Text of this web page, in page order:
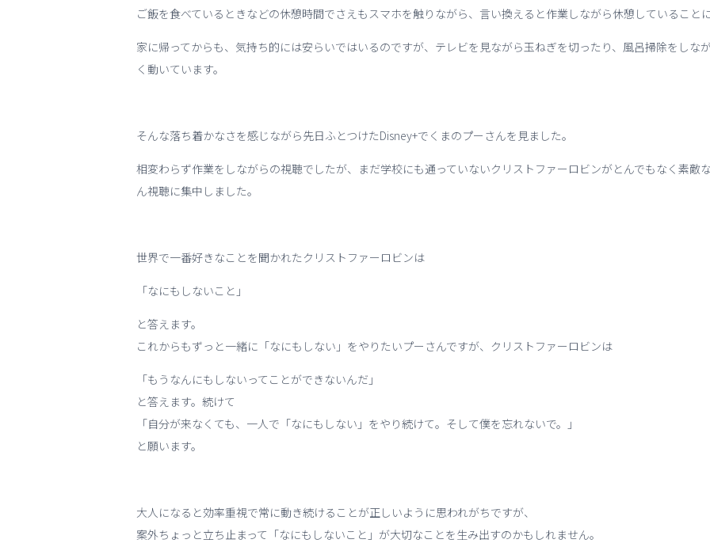
ご飯を食べているときなどの休憩時間でさえもスマホを触りながら、言い換えると作業しながら休憩していること
家に帰ってからも、気持ち的には安らいではいるのですが、テレビを見ながら玉ねぎを切ったり、風呂掃除をしな
く動いています。
そんな落ち着かなさを感じながら先日ふとつけたDisney+でくまのプーさんを見ました。
相変わらず作業をしながらの視聴でしたが、まだ学校にも通っていないクリストファーロビンがとんでもなく素敵
ん視聴に集中しました。
世界で一番好きなことを聞かれたクリストファーロビンは
「なにもしないこと」
と答えます。
これからもずっと一緒に「なにもしない」をやりたいプーさんですが、クリストファーロビンは
「もうなんにもしないってことができないんだ」
と答えます。続けて
「自分が来なくても、一人で「なにもしない」をやり続けて。そして僕を忘れないで。」
と願います。
大人になると効率重視で常に動き続けることが正しいように思われがちですが、
案外ちょっと立ち止まって「なにもしないこと」が大切なことを生み出すのかもしれません。